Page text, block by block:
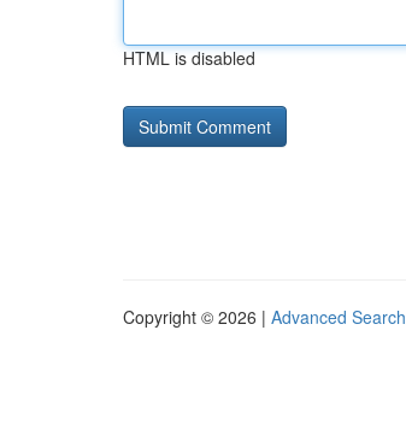
HTML is disabled
Copyright © 2026 | Advanced Search